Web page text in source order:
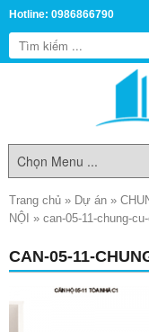
Hotline: 0986866790
Trang chủ » Dự án »
NỘI » can-05-11-chung-
CAN-05-11-